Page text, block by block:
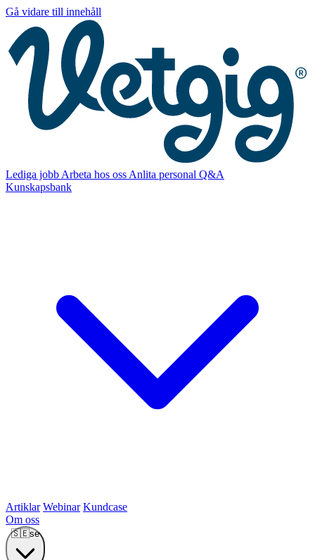
Gå vidare till innehåll
Lediga jobb Arbeta hos oss Anlita personal Q&A
Kunskapsbank
Artiklar Webinar Kundcase
Om oss
🇸🇪se